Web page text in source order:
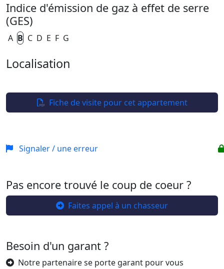
Indice d'émission de gaz à effet de serre
(GES)
A B C D E F G
Localisation
Fiche de visite pour cet appartement
Signaler / une erreur
Pas encore trouvé le coup de coeur ?
Faites appel à un chasseur
Besoin d'un garant ?
Notre partenaire se porte garant pour vous